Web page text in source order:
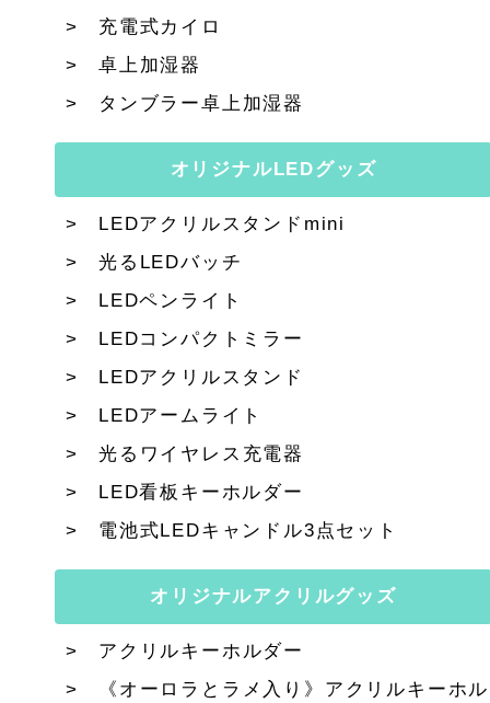
充電式カイロ
卓上加湿器
タンブラー卓上加湿器
オリジナルLEDグッズ
LEDアクリルスタンドmini
光るLEDバッチ
LEDペンライト
LEDコンパクトミラー
LEDアクリルスタンド
LEDアームライト
光るワイヤレス充電器
LED看板キーホルダー
電池式LEDキャンドル3点セット
オリジナルアクリルグッズ
アクリルキーホルダー
《オーロラとラメ入り》アクリルキーホル